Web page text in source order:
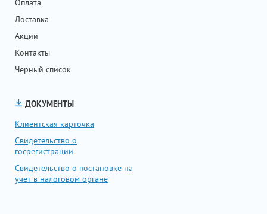
Оплата
Доставка
Акции
Контакты
Черный список
ДОКУМЕНТЫ
Клиентская карточка
Свидетельство о
госрегистрации
Свидетельство о постановке на
учет в налоговом органе